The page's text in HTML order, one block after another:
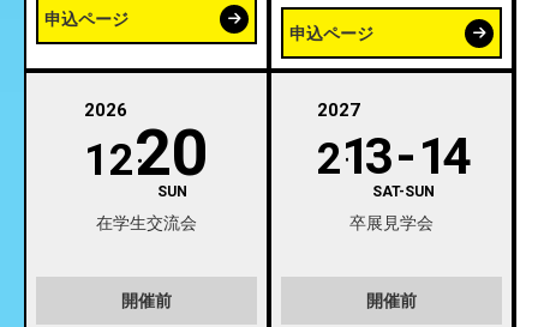
申込ページ
申込ページ
2026
1220
SUN
在学生交流会
開催前
2027
213 - 14
SAT-SUN
卒展見学会
開催前